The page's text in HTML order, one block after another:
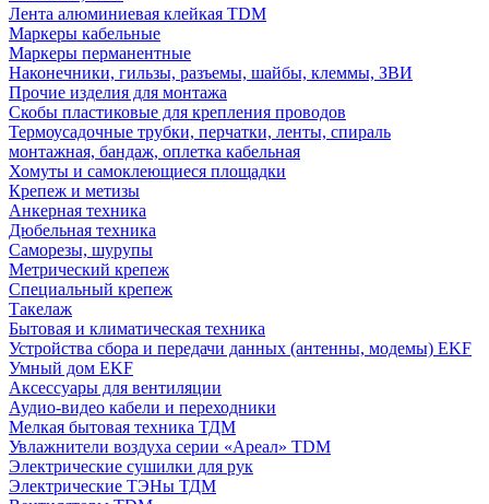
Лента алюминиевая клейкая TDM
Маркеры кабельные
Маркеры перманентные
Наконечники, гильзы, разъемы, шайбы, клеммы, ЗВИ
Прочие изделия для монтажа
Скобы пластиковые для крепления проводов
Термоусадочные трубки, перчатки, ленты, спираль
монтажная, бандаж, оплетка кабельная
Хомуты и самоклеющиеся площадки
Крепеж и метизы
Анкерная техника
Дюбельная техника
Саморезы, шурупы
Метрический крепеж
Специальный крепеж
Такелаж
Бытовая и климатическая техника
Устройства сбора и передачи данных (антенны, модемы) EKF
Умный дом EKF
Аксессуары для вентиляции
Аудио-видео кабели и переходники
Мелкая бытовая техника ТДМ
Увлажнители воздуха серии «Ареал» TDM
Электрические сушилки для рук
Электрические ТЭНы ТДМ